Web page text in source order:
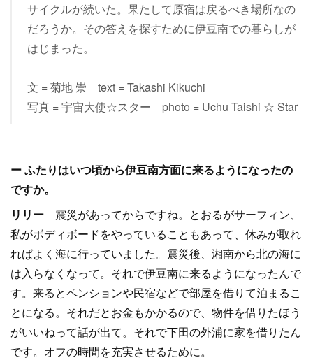
サイクルが続いた。果たして原宿は戻るべき場所なの
だろうか。その答えを探すために伊豆南での暮らしが
はじまった。
文 = 菊地 崇 text = Takashi Kikuchi
写真 = 宇宙大使☆スター photo = Uchu Taishi ☆ Star
ー ふたりはいつ頃から伊豆南方面に来るようになったの
ですか。
リリー 震災があってからですね。とおるがサーフィン、
私がボディボードをやっていることもあって、休みが取れ
ればよく海に行っていました。震災後、湘南から北の海に
は入らなくなって。それで伊豆南に来るようになったんで
す。来るとペンションや民宿などで部屋を借りて泊まるこ
とになる。それだとお金もかかるので、物件を借りたほう
がいいねって話が出て。それで下田の外浦に家を借りたん
です。オフの時間を充実させるために。